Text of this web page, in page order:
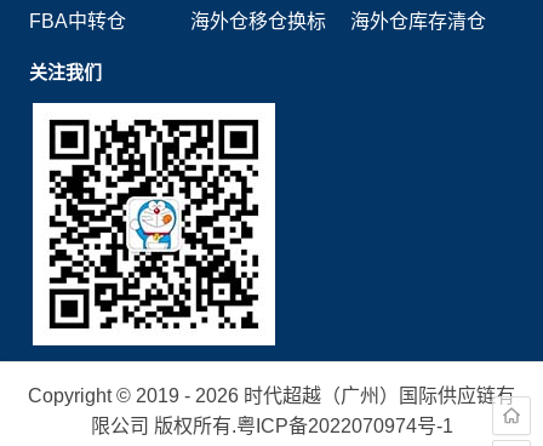
FBA中转仓
海外仓移仓换标 海外仓库存清仓
关注我们
Copyright © 2019 - 2026 时代超越（广州）国际供应链有
限公司 版权所有.粤ICP备2022070974号-1